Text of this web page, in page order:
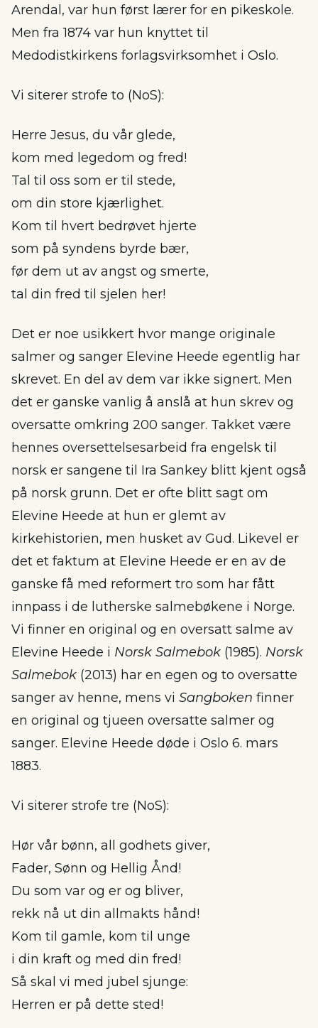
Arendal, var hun først lærer for en pikeskole.
Men fra 1874 var hun knyttet til
Medodistkirkens forlagsvirksomhet i Oslo.
Vi siterer strofe to (NoS):
Herre Jesus, du vår glede,
kom med legedom og fred!
Tal til oss som er til stede,
om din store kjærlighet.
Kom til hvert bedrøvet hjerte
som på syndens byrde bær,
før dem ut av angst og smerte,
tal din fred til sjelen her!
Det er noe usikkert hvor mange originale
salmer og sanger Elevine Heede egentlig har
skrevet. En del av dem var ikke signert. Men
det er ganske vanlig å anslå at hun skrev og
oversatte omkring 200 sanger. Takket være
hennes oversettelsesarbeid fra engelsk til
norsk er sangene til Ira Sankey blitt kjent også
på norsk grunn. Det er ofte blitt sagt om
Elevine Heede at hun er glemt av
kirkehistorien, men husket av Gud. Likevel er
det et faktum at Elevine Heede er en av de
ganske få med reformert tro som har fått
innpass i de lutherske salmebøkene i Norge.
Vi finner en original og en oversatt salme av
Elevine Heede i Norsk Salmebok (1985). Norsk
Salmebok (2013) har en egen og to oversatte
sanger av henne, mens vi Sangboken finner
en original og tjueen oversatte salmer og
sanger. Elevine Heede døde i Oslo 6. mars
1883.
Vi siterer strofe tre (NoS):
Hør vår bønn, all godhets giver,
Fader, Sønn og Hellig Ånd!
Du som var og er og bliver,
rekk nå ut din allmakts hånd!
Kom til gamle, kom til unge
i din kraft og med din fred!
Så skal vi med jubel sjunge:
Herren er på dette sted!